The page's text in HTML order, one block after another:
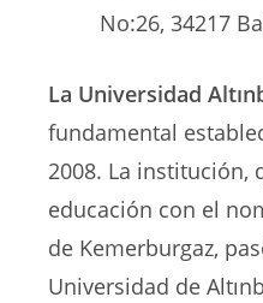
No:26, 34217
La Universidad
fundamental
2008. La institución,
educación con el
de Kemerburgaz,
Universidad de